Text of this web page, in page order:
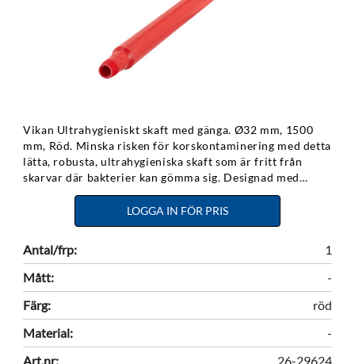
Vikan Ultrahygieniskt skaft med gänga. Ø32 mm, 1500
mm, Röd. Minska risken för korskontaminering med detta
lätta, robusta, ultrahygieniska skaft som är fritt från
skarvar där bakterier kan gömma sig. Designad med
vertikala ribbor och en matt yta som garanterar ett
förbättrat grepp - även med feta händer.
LOGGA IN FÖR PRIS
Antal/frp:
1
Mått:
-
Färg:
röd
Material:
-
Art.nr:
26-29624